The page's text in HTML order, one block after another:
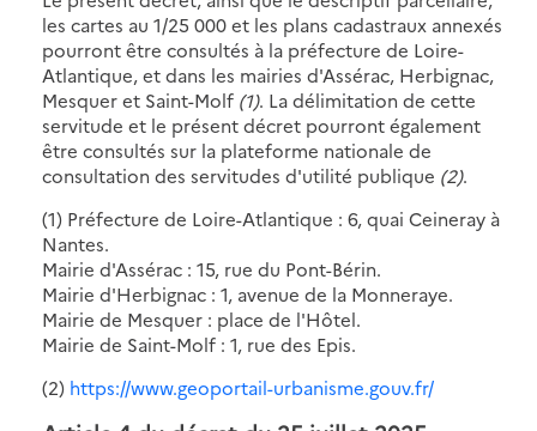
les cartes au 1/25 000 et les plans cadastraux annexés
pourront être consultés à la préfecture de Loire-
Atlantique, et dans les mairies d'Assérac, Herbignac,
Mesquer et Saint-Molf (1). La délimitation de cette
servitude et le présent décret pourront également
être consultés sur la plateforme nationale de
consultation des servitudes d'utilité publique (2).
(1) Préfecture de Loire-Atlantique : 6, quai Ceineray à
Nantes.
Mairie d'Assérac : 15, rue du Pont-Bérin.
Mairie d'Herbignac : 1, avenue de la Monneraye.
Mairie de Mesquer : place de l'Hôtel.
Mairie de Saint-Molf : 1, rue des Epis.
(2) https://www.geoportail-urbanisme.gouv.fr/